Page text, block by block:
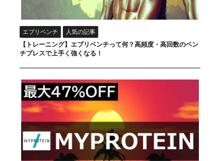
エブリベンチ 人気の記事
【トレーニング】エブリベンチって何？高頻度・高回数のベン
チプレスで上手く強くなる！